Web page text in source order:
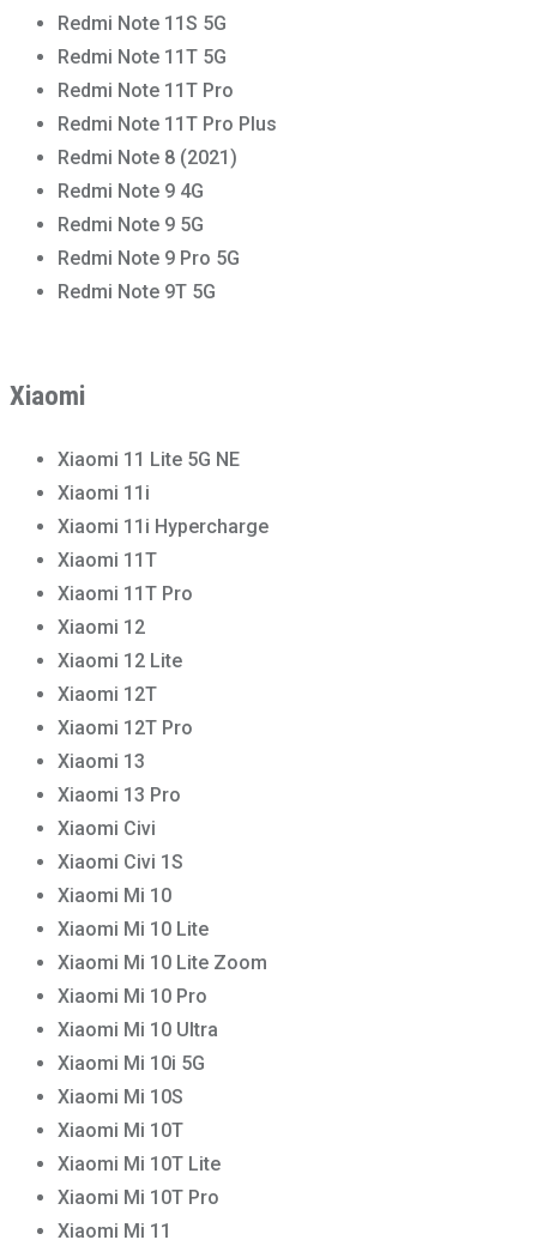
Redmi Note 11S 5G
Redmi Note 11T 5G
Redmi Note 11T Pro
Redmi Note 11T Pro Plus
Redmi Note 8 (2021)
Redmi Note 9 4G
Redmi Note 9 5G
Redmi Note 9 Pro 5G
Redmi Note 9T 5G
Xiaomi
Xiaomi 11 Lite 5G NE
Xiaomi 11i
Xiaomi 11i Hypercharge
Xiaomi 11T
Xiaomi 11T Pro
Xiaomi 12
Xiaomi 12 Lite
Xiaomi 12T
Xiaomi 12T Pro
Xiaomi 13
Xiaomi 13 Pro
Xiaomi Civi
Xiaomi Civi 1S
Xiaomi Mi 10
Xiaomi Mi 10 Lite
Xiaomi Mi 10 Lite Zoom
Xiaomi Mi 10 Pro
Xiaomi Mi 10 Ultra
Xiaomi Mi 10i 5G
Xiaomi Mi 10S
Xiaomi Mi 10T
Xiaomi Mi 10T Lite
Xiaomi Mi 10T Pro
Xiaomi Mi 11